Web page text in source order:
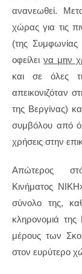
ανανεωθεί.
χώρας για τις
(της
οφείλεινα μην
και σε όλες
απεικονιζόταν
της Βεργίνας)
συμβόλου από
χρήσεις στην
Απώτερος
Κινήματος
σύνολο της,
κληρονομιά
μέρους των
στον ευρύτερο